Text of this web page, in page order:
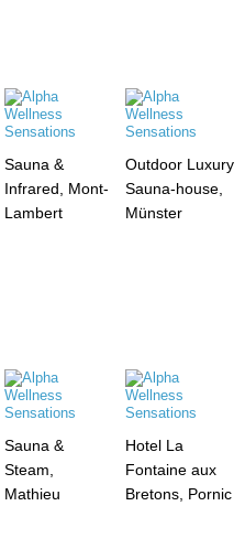
Sauna &
Infrared, Mont-
Lambert
Outdoor Luxury
Sauna-house,
Münster
Sauna &
Steam,
Mathieu
Hotel La
Fontaine aux
Bretons, Pornic